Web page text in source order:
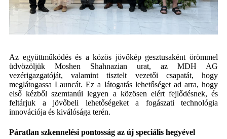
Az együttműködés és a közös jövőkép gesztusaként örömmel
üdvözöljük Moshen Shahnazian urat, az MDH AG
vezérigazgatóját, valamint tisztelt vezetői csapatát, hogy
meglátogassa Launcát. Ez a látogatás lehetőséget ad arra, hogy
első kézből szemtanúi legyen a közösen elért fejlődésnek, és
feltárjuk a jövőbeli lehetőségeket a fogászati ​​technológia
innovációja és kiválósága terén.
Páratlan szkennelési pontosság az új speciális hegyével